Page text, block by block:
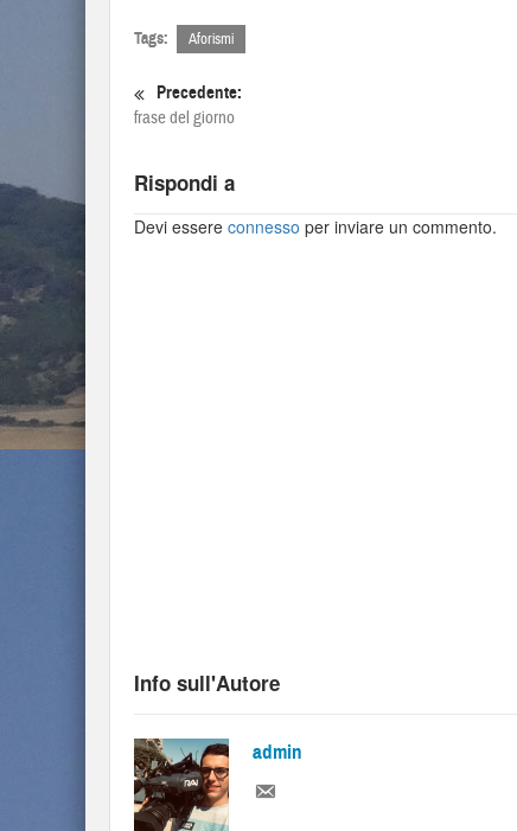
Tags: Aforismi
Precedente:
frase del giorno
Rispondi a
Devi essere connesso per inviare un commento.
Info sull'Autore
admin